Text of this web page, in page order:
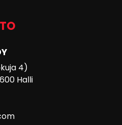
4)
Halli